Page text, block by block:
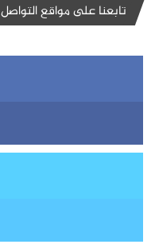
تابعنا على مواقع التواصل